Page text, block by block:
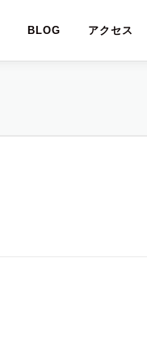
BLOG アクセス